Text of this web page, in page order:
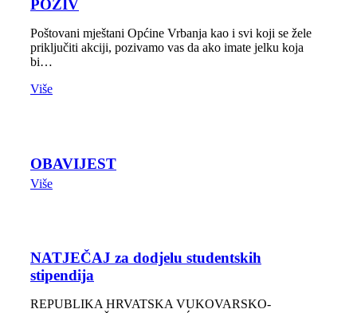
POZIV
Poštovani mještani Općine Vrbanja kao i svi koji se žele
priključiti akciji, pozivamo vas da ako imate jelku koja
bi…
Više
OBAVIJEST
Više
NATJEČAJ za dodjelu studentskih
stipendija
REPUBLIKA HRVATSKA VUKOVARSKO-